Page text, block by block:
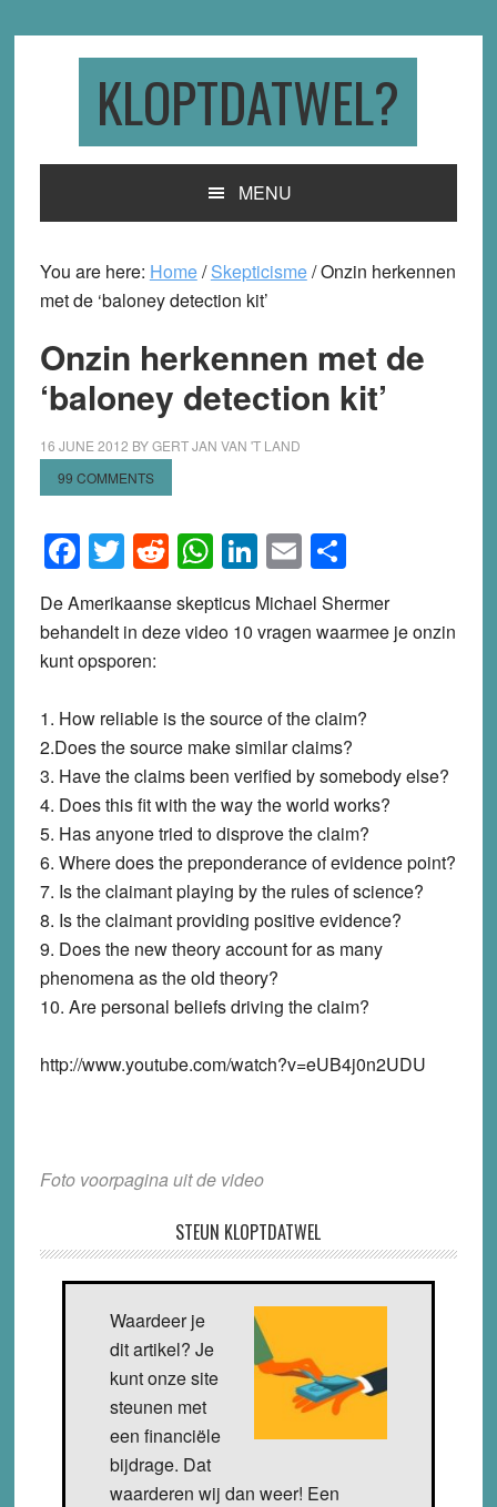
KLOPTDATWEL?
MENU
You are here: Home/ Skepticisme/Onzin herkennen
met de ‘baloney detection kit’
Onzin herkennen met de
‘baloney detection kit’
16 JUNE 2012 BYGERT JAN VAN 'T LAND
99 COMMENTS
Facebook
Twitter
Reddit
WhatsApp
LinkedIn
EmailShare
De Amerikaanse skepticus Michael Shermer
behandelt in deze video 10 vragen waarmee je onzin
kunt opsporen:
1. How reliable is the source of the claim?
2.Does the source make similar claims?
3. Have the claims been verified by somebody else?
4. Does this fit with the way the world works?
5. Has anyone tried to disprove the claim?
6. Where does the preponderance of evidence point?
7. Is the claimant playing by the rules of science?
8. Is the claimant providing positive evidence?
9. Does the new theory account for as many
phenomena as the old theory?
10. Are personal beliefs driving the claim?
http://www.youtube.com/watch?v=eUB4j0n2UDU
Foto voorpagina uit de video
STEUN KLOPTDATWEL
Waardeer je
dit artikel? Je
kunt onze site
steunen met
een financiële
bijdrage. Dat
waarderen wij dan weer! Een